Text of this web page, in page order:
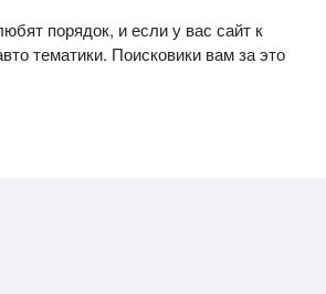
порядок, и если у вас сайт к
тематики. Поисковики вам за это